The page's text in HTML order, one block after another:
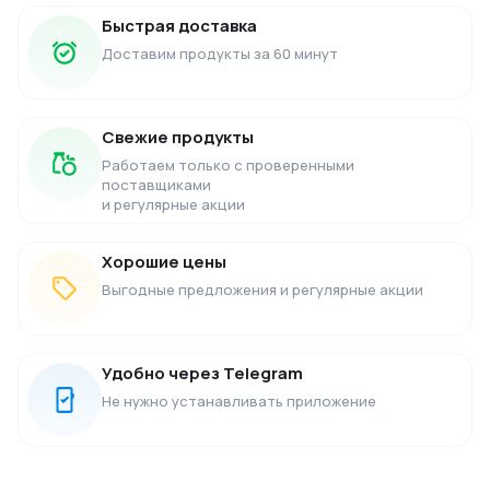
Быстрая доставка
Доставим продукты за 60 минут
Свежие продукты
Работаем только с проверенными
поставщиками
и регулярные акции
Хорошие цены
Выгодные предложения и регулярные акции
Удобно через Telegram
Не нужно устанавливать приложение